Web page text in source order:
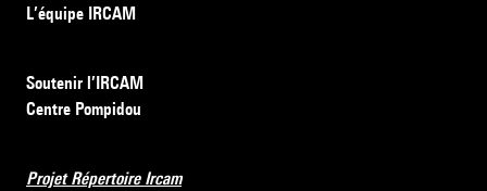
L’équipe IRCAM
Soutenir l’IRCAM
Centre Pompidou
Projet Répertoire Ircam